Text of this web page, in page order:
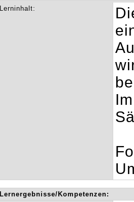
Lerninhalt:
Lernergebnisse/Kompetenzen: